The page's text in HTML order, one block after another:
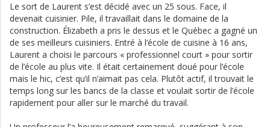
Le sort de Laurent s’est décidé avec un 25 sous. Face, il
devenait cuisinier. Pile, il travaillait dans le domaine de la
construction. Élizabeth a pris le dessus et le Québec a gagné un
de ses meilleurs cuisiniers. Entré à l’école de cuisine à 16 ans,
Laurent a choisi le parcours « professionnel court » pour sortir
de l’école au plus vite. Il était certainement doué pour l’école
mais le hic, c’est qu’il n’aimait pas cela. Plutôt actif, il trouvait le
temps long sur les bancs de la classe et voulait sortir de l’école
rapidement pour aller sur le marché du travail.